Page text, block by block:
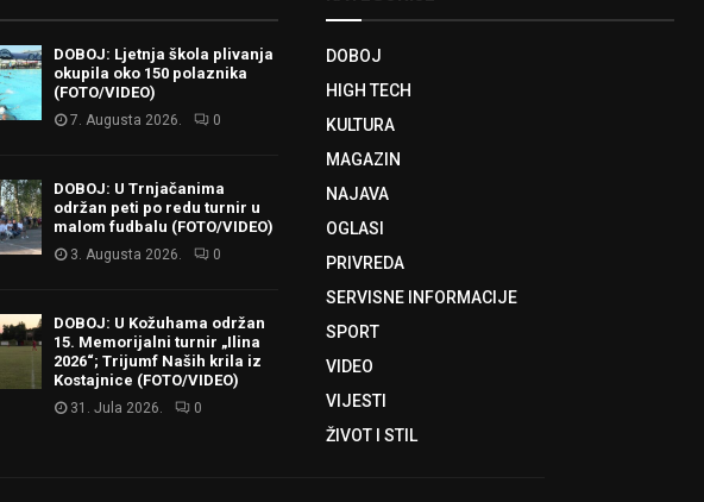
DOBOJ: Ljetnja škola plivanja
okupila oko 150 polaznika
(FOTO/VIDEO)
7. Augusta 2026. 0
DOBOJ: U Trnjačanima
održan peti po redu turnir u
malom fudbalu (FOTO/VIDEO)
3. Augusta 2026. 0
DOBOJ: U Kožuhama održan
15. Memorijalni turnir „Ilina
2026“; Trijumf Naših krila iz
Kostajnice (FOTO/VIDEO)
31. Jula 2026. 0
DOBOJ
HIGH TECH
KULTURA
MAGAZIN
NAJAVA
OGLASI
PRIVREDA
SERVISNE INFORMACIJE
SPORT
VIDEO
VIJESTI
ŽIVOT I STIL